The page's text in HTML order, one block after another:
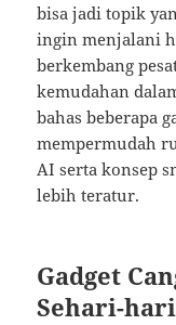
bisa jadi topik
ingin menjalani
berkembang
kemudahan
bahas beberapa
mempermudah
AI serta konsep
lebih teratur.
Gadget
Sehari-hari